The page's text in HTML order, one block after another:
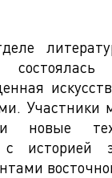
Участники
новые
с историей